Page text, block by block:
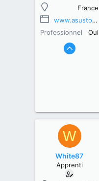
France
www.asustor.com
Professionnel
Oui
W
White87
Apprenti